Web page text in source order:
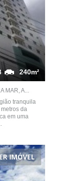
240m²
MAR, A...
tranquila
da
em uma
IMÓVEL